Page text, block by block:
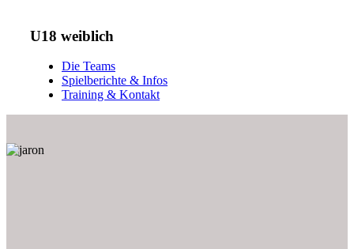
U18 weiblich
Die Teams
Spielberichte & Infos
Training & Kontakt